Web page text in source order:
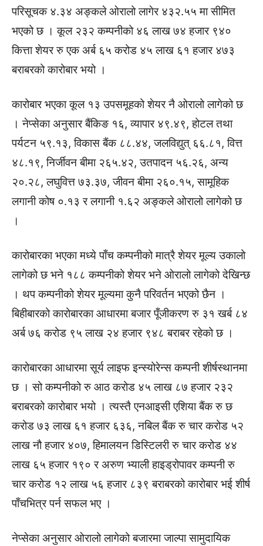
परिसूचक ४.३४ अङ्कले ओरालो लागेर ४३२.५५ मा सीमित
भएको छ । कूल २३२ कम्पनीको ४६ लाख ७४ हजार ९४०
कित्ता शेयर रु एक अर्ब ६५ करोड ४५ लाख ६१ हजार ४७३
बराबरको कारोबार भयो ।
कारोबार भएका कूल १३ उपसमूहको शेयर नै ओरालो लागेको छ
। नेप्सेका अनुसार बैंकिङ १६, व्यापार ४९.४९, होटल तथा
पर्यटन ५९.१३, विकास बैंक ८८.४४, जलविद्युत् ६६.८१, वित्त
४८.१९, निर्जीवन बीमा २६५.४२, उतपादन ५६.२६, अन्य
२०.२८, लघुवित्त ७३.३७, जीवन बीमा २६०.१५, सामूहिक
लगानी कोष ०.१३ र लगानी १.६२ अङ्कले ओरालो लागेको छ
।
कारोबारका भएका मध्ये पाँच कम्पनीको मात्रै शेयर मूल्य उकालो
लागेको छ भने १८८ कम्पनीको शेयर भने ओरालो लागेको देखिन्छ
। थप कम्पनीको शेयर मूल्यमा कुनै परिवर्तन भएको छैन ।
बिहीबारको कारोबारका आधारमा बजार पूँजीकरण रु ३१ खर्ब ८४
अर्ब ७६ करोड ९५ लाख २४ हजार ९४८ बराबर रहेको छ ।
कारोबारका आधारमा सूर्य लाइफ इन्स्योरेन्स कम्पनी शीर्षस्थानमा
छ । सो कम्पनीको रु आठ करोड ४५ लाख ८७ हजार २३२
बराबरको कारोबार भयो । त्यस्तै एनआइसी एशिया बैंक रु छ
करोड ७३ लाख ६१ हजार ६३६, नबिल बैंक रु चार करोड ५२
लाख नौ हजार ४०७, हिमालयन डिस्टिलरी रु चार करोड ४४
लाख ६५ हजार १९० र अरुण भ्याली हाइड्रोपावर कम्पनी रु
चार करोड १२ लाख ५६ हजार ८३९ बराबरको कारोबार भई शीर्ष
पाँचभित्र पर्न सफल भए ।
नेप्सेका अनुसार ओरालो लागेको बजारमा जाल्पा सामुदायिक